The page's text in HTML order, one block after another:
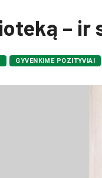
– ir
GYVENKIME POZITYVIAI